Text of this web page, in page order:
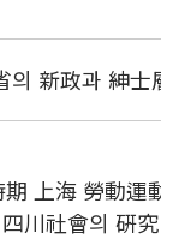
新政과 紳士層
上海 勞動運
川社會의 硏究